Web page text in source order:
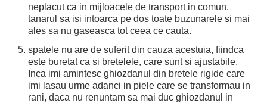
neplacut ca in mijloacele de transport in comun,
tanarul sa isi intoarca pe dos toate buzunarele si mai
ales sa nu gaseasca tot ceea ce cauta.
spatele nu are de suferit din cauza acestuia, fiindca
este buretat ca si bretelele, care sunt si ajustabile.
Inca imi amintesc ghiozdanul din bretele rigide care
imi lasau urme adanci in piele care se transformau in
rani, daca nu renuntam sa mai duc ghiozdanul in